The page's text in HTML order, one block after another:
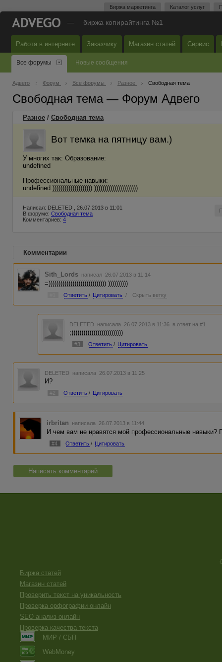
Биржа маркетинга Каталог услуг
— биржа копирайтинга №1
Работа в интернете Заказчику Магазин статей Сервис
Все форумы Новые сообщения
Адвего Форум Все форумы Разное Свободная тема
Свободная тема — Форум Адвего
Разное / Свободная тема
Вот темка на пятницу вам.)
У многих так: Образование:
undefined
Профессиональные навыки:
undefined.)))))))))))))))))))) ))))))))))))))))))))))
Написал: DELETED , 26.07.2013 в 11:01
В форуме: Свободная тема
Комментариев: 4
Комментарии
Sith_Lords написал 26.07.2013 в 11:14
=))))))))))))))))))))))))))))) ))))))))))
Ответить / Цитировать / Скрыть ветку
DELETED написала 26.07.2013 в 11:36 в ответ на #1
;))))))))))))))))))))))))))
#3 Ответить / Цитировать
DELETED написала 26.07.2013 в 11:25
И?
#2 Ответить / Цитировать
irbritan написала 26.07.2013 в 11:44
И чем вам не нравятся мой профессиональные навыки?
#4 Ответить / Цитировать
Написать комментарий
Биржа статей
Магазин статей
Проверить текст на уникальность
Проверка орфографии онлайн
SEO анализ онлайн
Проверка качества текста
МИР / СБП
WebMoney